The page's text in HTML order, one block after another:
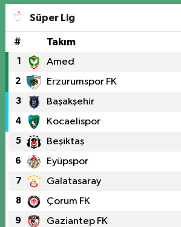
Süper Lig
# Takım
1 Amed
2 Erzurumspor FK
3 Başakşehir
4 Kocaelispor
5 Beşiktaş
6 Eyüpspor
7 Galatasaray
8 Çorum FK
9 Gaziantep FK